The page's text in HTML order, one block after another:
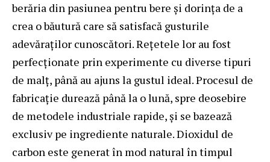
berăria din pasiunea pentru bere și dorința de a
crea o băutură care să satisfacă gusturile
adevăraților cunoscători. Rețetele lor au fost
perfecționate prin experimente cu diverse tipuri
de malț, până au ajuns la gustul ideal. Procesul de
fabricație durează până la o lună, spre deosebire
de metodele industriale rapide, și se bazează
exclusiv pe ingrediente naturale. Dioxidul de
carbon este generat în mod natural în timpul